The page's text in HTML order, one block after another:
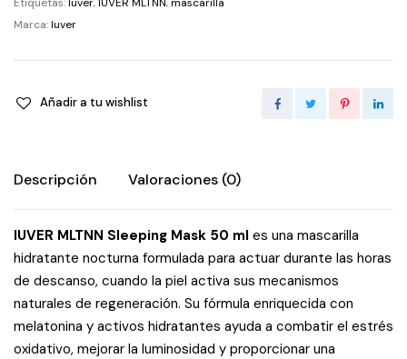
50
quantity
Marca:Iuver
Añadir a tu wishlist
Descripción Valoraciones (0)
IUVER MLTNN Sleeping Mask 50 ml es una mascarilla
hidratante nocturna formulada para actuar durante las horas
de descanso, cuando la piel activa sus mecanismos
naturales de regeneración. Su fórmula enriquecida con
melatonina y activos hidratantes ayuda a combatir el estrés
oxidativo, mejorar la luminosidad y proporcionar una